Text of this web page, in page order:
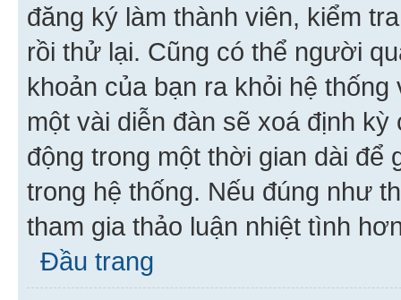
đăng ký làm thành viên, kiểm
rồi thử lại. Cũng có thể người
khoản của bạn ra khỏi hệ
một vài diễn đàn sẽ xoá định
động trong một thời gian dài
trong hệ thống. Nếu đúng như
tham gia thảo luận nhiệt tình
Đầu trang